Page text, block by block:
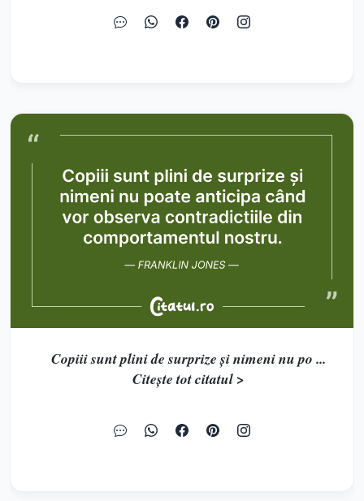
Copiii sunt plini de surprize și nimeni nu po ...
Citește tot citatul >